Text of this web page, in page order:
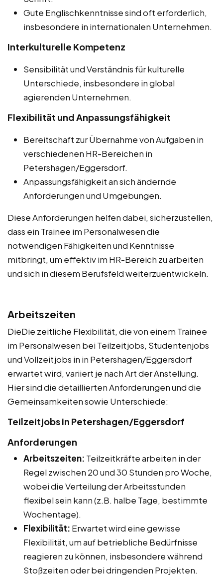
Gute Englischkenntnisse sind oft erforderlich,
insbesondere in internationalen Unternehmen.
Interkulturelle Kompetenz
Sensibilität und Verständnis für kulturelle
Unterschiede, insbesondere in global
agierenden Unternehmen.
Flexibilität und Anpassungsfähigkeit
Bereitschaft zur Übernahme von Aufgaben in
verschiedenen HR-Bereichen in
Petershagen/Eggersdorf.
Anpassungsfähigkeit an sich ändernde
Anforderungen und Umgebungen.
Diese Anforderungen helfen dabei, sicherzustellen,
dass ein Trainee im Personalwesen die
notwendigen Fähigkeiten und Kenntnisse
mitbringt, um effektiv im HR-Bereich zu arbeiten
und sich in diesem Berufsfeld weiterzuentwickeln.
Arbeitszeiten
DieDie zeitliche Flexibilität, die von einem Trainee
im Personalwesen bei Teilzeitjobs, Studentenjobs
und Vollzeitjobs in in Petershagen/Eggersdorf
erwartet wird, variiert je nach Art der Anstellung.
Hier sind die detaillierten Anforderungen und die
Gemeinsamkeiten sowie Unterschiede:
Teilzeitjobs in Petershagen/Eggersdorf
Anforderungen
Arbeitszeiten: Teilzeitkräfte arbeiten in der
Regel zwischen 20 und 30 Stunden pro Woche,
wobei die Verteilung der Arbeitsstunden
flexibel sein kann (z.B. halbe Tage, bestimmte
Wochentage).
Flexibilität: Erwartet wird eine gewisse
Flexibilität, um auf betriebliche Bedürfnisse
reagieren zu können, insbesondere während
Stoßzeiten oder bei dringenden Projekten.